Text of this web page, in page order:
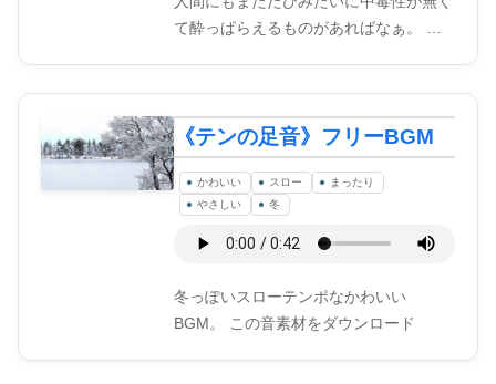
て酔っぱらえるものがあればなぁ。 …
《テンの足音》フリーBGM
かわいい スロー
まったり
やさしい
冬
冬っぽいスローテンポなかわいい
BGM。 この音素材をダウンロード